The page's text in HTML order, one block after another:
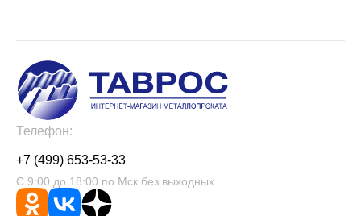
Телефон:
+7 (499) 653-53-33
С 9:00 до 18:00 по Мск без выходных